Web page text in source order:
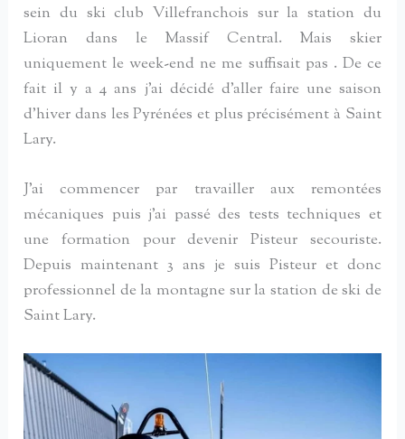
sein du ski club Villefranchois sur la station du
Lioran dans le Massif Central. Mais skier
uniquement le week-end ne me suffisait pas . De ce
fait il y a 4 ans j’ai décidé d’aller faire une saison
d’hiver dans les Pyrénées et plus précisément à Saint
Lary.
J’ai commencer par travailler aux remontées
mécaniques puis j’ai passé des tests techniques et
une formation pour devenir Pisteur secouriste.
Depuis maintenant 3 ans je suis Pisteur et donc
professionnel de la montagne sur la station de ski de
Saint Lary.